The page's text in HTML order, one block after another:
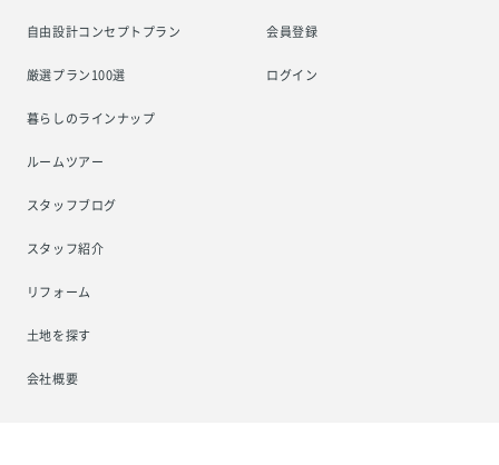
自由設計コンセプトプラン
厳選プラン100選
暮らしのラインナップ
ルームツアー
スタッフブログ
スタッフ紹介
リフォーム
土地を探す
会社概要
会員登録
ログイン